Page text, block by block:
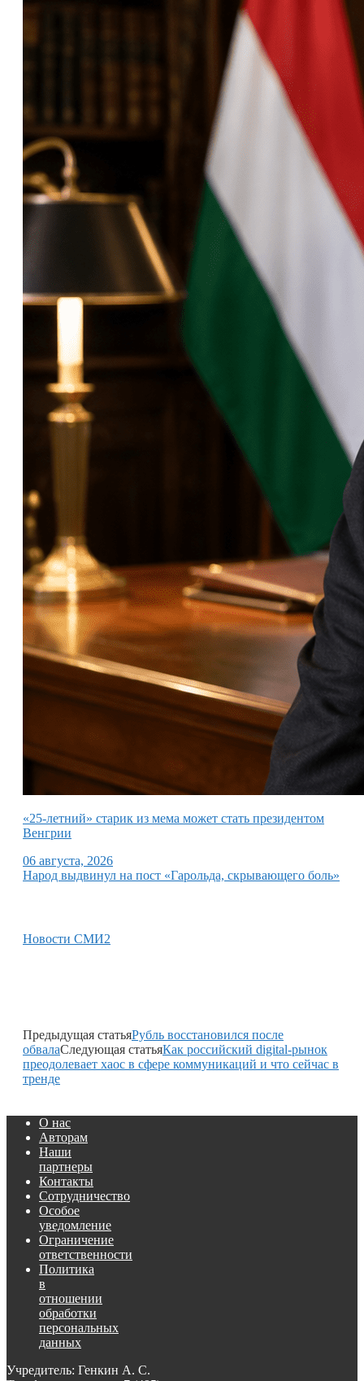
«25-летний» старик из мема может стать президентом
Венгрии
06 августа, 2026
Народ выдвинул на пост «Гарольда, скрывающего боль»
Новости СМИ2
Предыдущая статьяРубль восстановился после
обвалаСледующая статьяКак российский digital-рынок
преодолевает хаос в сфере коммуникаций и что сейчас в
тренде
О нас
Авторам
Наши
партнеры
Контакты
Сотрудничество
Особое
уведомление
Ограничение
ответственности
Политика
в
отношении
обработки
персональных
данных
Учредитель: Генкин А. С.